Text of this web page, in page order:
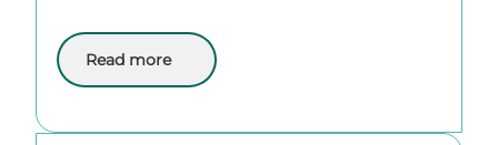
Read more
about Ingenieurbiologie